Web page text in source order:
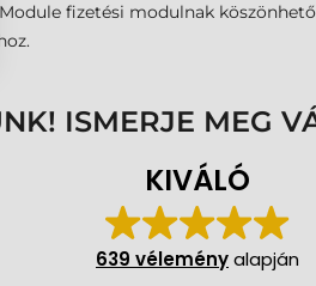
fizetési modulnak
ISMERJE MEG
KIVÁLÓ
639 véleményalapján